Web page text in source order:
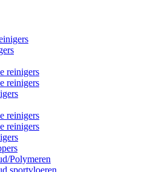
reinigers
reinigers
reinigers
reinigers
Polymeren
sportvloeren